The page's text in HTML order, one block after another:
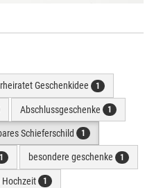
Geschenkidee 1
Abschlussgeschenke 1
Schieferschild 1
1 besondere geschenke 1
Hochzeit 1